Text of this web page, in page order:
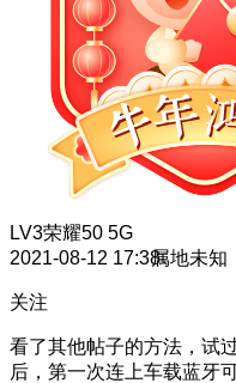
LV3荣耀50 5G
2021-08-12 17:38属地未知
关注
看了其他帖子的方法，试
后，第一次连上车载蓝牙